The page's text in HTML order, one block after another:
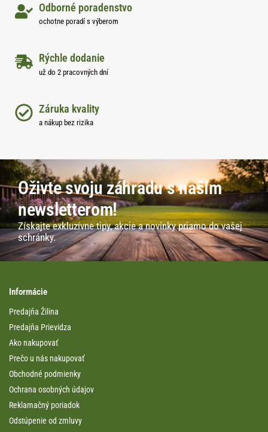
Odborné poradenstvo
ochotne poradí s výberom
Rýchle dodanie
už do 2 pracovných dní
Záruka kvality
a nákup bez rizika
Oživte svoju záhradu s naším
newsletterom!
Získajte exkluzívne tipy, akcie a novinky priamo do vašej
schránky.
Informácie
Predajňa Žilina
Predajňa Prievidza
Ako nakupovať
Prečo u nás nakupovať
Obchodné podmienky
Ochrana osobných údajov
Reklamačný poriadok
Odstúpenie od zmluvy